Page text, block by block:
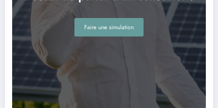
Faire une simulation